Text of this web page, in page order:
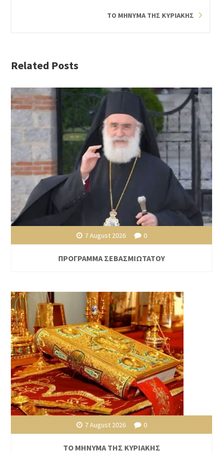
ΤΟ ΜΗΝΥΜΑ ΤΗΣ ΚΥΡΙΑΚΗΣ
Related Posts
7 August 2026 0
ΠΡΟΓΡΑΜΜΑ ΣΕΒΑΣΜΙΩΤΑΤΟΥ
7 August 2026 0
ΤΟ ΜΗΝΥΜΑ ΤΗΣ ΚΥΡΙΑΚΗΣ